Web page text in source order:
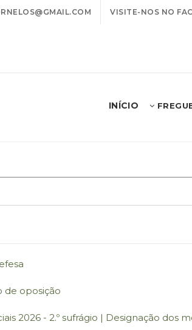
VISITE-NOS NO
INÍCIO
de oposição
2026 - 2.º sufrágio | Designação dos